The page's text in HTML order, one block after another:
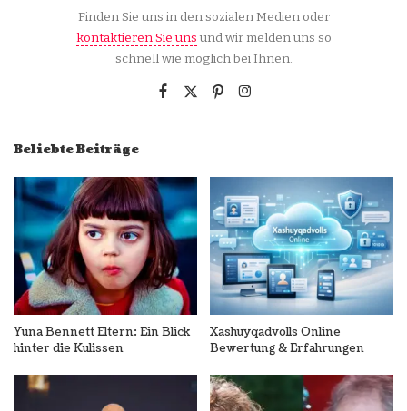
Finden Sie uns in den sozialen Medien oder
kontaktieren Sie uns und wir melden uns so
schnell wie möglich bei Ihnen.
Beliebte Beiträge
Yuna Bennett Eltern: Ein Blick
hinter die Kulissen
Xashuyqadvolls Online
Bewertung & Erfahrungen